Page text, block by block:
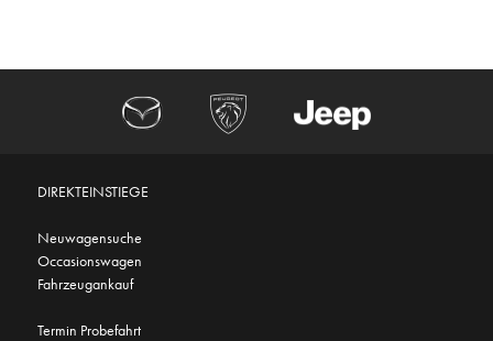
DIREKTEINSTIEGE
Neuwagensuche
Occasionswagen
Fahrzeugankauf
Termin Probefahrt